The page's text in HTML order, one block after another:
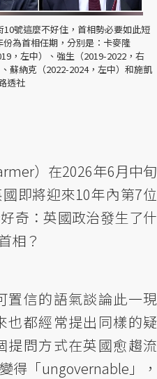
號這麼不好住，首相勢必要如此短
為首相任期，分別是：卡麥隆
，左中）、強生（2019-2022，右
蘇納克（2022-2024，左中）和施凱
透社
）在2026年6月中旬
即將迎來10年內第7位
奇：英國政治發生了什
相？
置信的語氣談論此一現
也都經常提出同樣的疑
提問方式在英國愈趨流
得「ungovernable」，